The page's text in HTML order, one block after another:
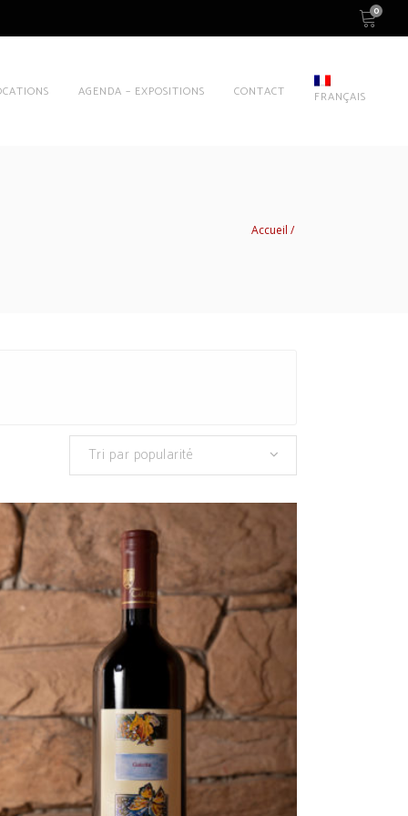
0
AGENDA – EXPOSITIONS CONTACT FRANÇAIS
Accueil
Tri par popularité
AJOUTER AU PANIER